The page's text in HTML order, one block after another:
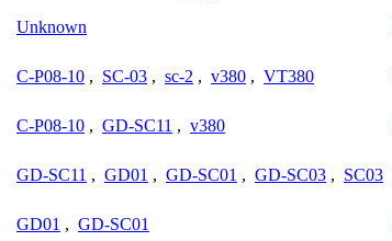
Unknown
C-P08-10 , SC-03 , sc-2 , v380 , VT380
C-P08-10 , GD-SC11 , v380
GD-SC11 , GD01 , GD-SC01 , GD-SC03 , SC03
GD01 , GD-SC01